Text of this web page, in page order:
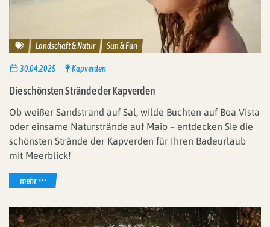
Die schönsten Strände der Kapverden
Ob weißer Sandstrand auf Sal, wilde Buchten auf Boa Vista
oder einsame Naturstrände auf Maio – entdecken Sie die
schönsten Strände der Kapverden für Ihren Badeurlaub
mit Meerblick!
30.04.2025 Kapverden
mehr
ReisethemenLandschaft & Natur Sun & Fun